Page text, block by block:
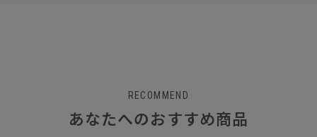
RECOMMEND
あなたへのおすすめ商品